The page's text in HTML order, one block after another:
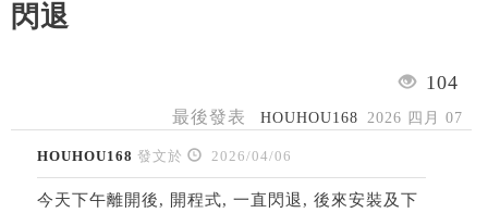
閃退
104
最後發表 HOUHOU168 2026 四月 07
HOUHOU168 發文於 2026/04/06
今天下午離開後, 開程式, 一直閃退, 後來安裝及下